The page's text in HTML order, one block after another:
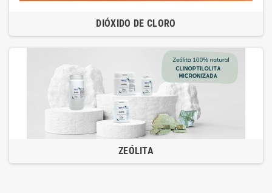
DIÓXIDO DE CLORO
ZEÓLITA